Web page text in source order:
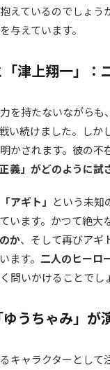
えているのでしょう
与えています。
「津上翔一」：
を持たないながらも、
い続けました。し
かされます。彼の不
義」がどのように試
「アギト」 という未知
います。かつて絶大
か、そして再びアギ
ます。 二人のヒーロ
問いかけることでし
うちゃみ」が
キャラクターとして